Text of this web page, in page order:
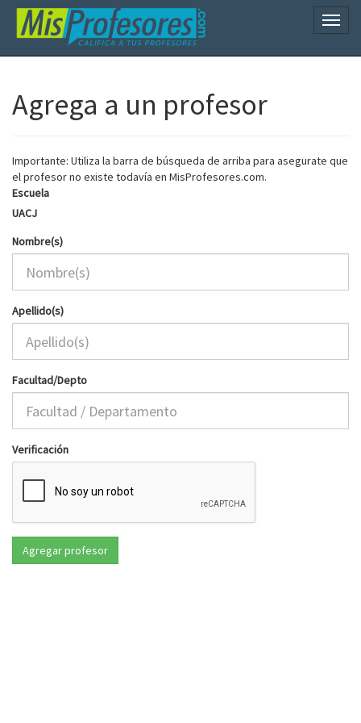
Agrega a un profesor
Importante: Utiliza la barra de búsqueda de arriba para asegurate que
el profesor no existe todavía en MisProfesores.com.
Escuela
UACJ
Nombre(s)
Apellido(s)
Facultad/Depto
Verificación